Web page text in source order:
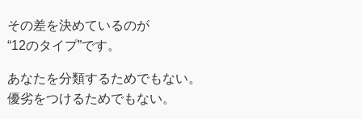
その差を決めているのが
“12のタイプ”です。
あなたを分類するためでもない。
優劣をつけるためでもない。